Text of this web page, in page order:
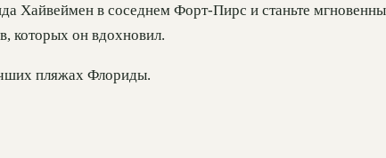
Хайвеймен в соседнем Форт-Пирс и станьте
которых он вдохновил.
пляжах Флориды.